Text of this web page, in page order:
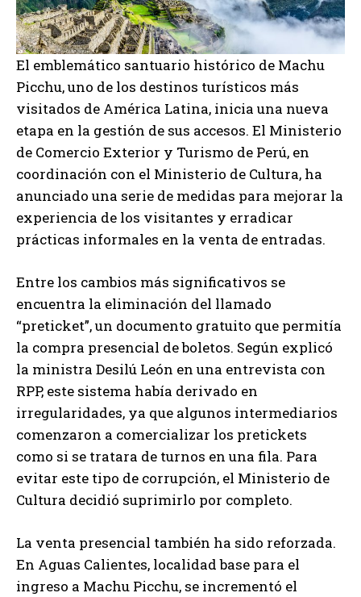
El emblemático santuario histórico de Machu
Picchu, uno de los destinos turísticos más
visitados de América Latina, inicia una nueva
etapa en la gestión de sus accesos. El Ministerio
de Comercio Exterior y Turismo de Perú, en
coordinación con el Ministerio de Cultura, ha
anunciado una serie de medidas para mejorar la
experiencia de los visitantes y erradicar
prácticas informales en la venta de entradas.
Entre los cambios más significativos se
encuentra la eliminación del llamado
“preticket”, un documento gratuito que permitía
la compra presencial de boletos. Según explicó
la ministra Desilú León en una entrevista con
RPP, este sistema había derivado en
irregularidades, ya que algunos intermediarios
comenzaron a comercializar los pretickets
como si se tratara de turnos en una fila. Para
evitar este tipo de corrupción, el Ministerio de
Cultura decidió suprimirlo por completo.
La venta presencial también ha sido reforzada.
En Aguas Calientes, localidad base para el
ingreso a Machu Picchu, se incrementó el